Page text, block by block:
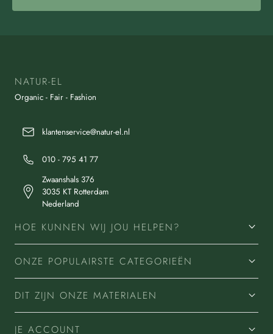
NATUR-EL
Organic - Fair - Fashion
klantenservice@natur-el.nl
010 - 795 41 77
Zwaanshals 376
3035 KT Rotterdam
Nederland
HOE KUNNEN WIJ JOU HELPEN?
ONZE POPULAIRSTE CATEGORIEËN
DIT ZIJN ONZE MATERIALEN
JE ACCOUNT